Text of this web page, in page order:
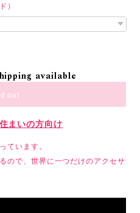
）
available
out
まいの方向け
ています。
ので、世界に一つだけのアクセサ